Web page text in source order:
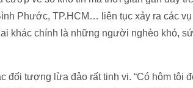
Phước, TP.HCM… liên tục xảy ra các vụ
khác chính là những người nghèo khó,
đối tượng lừa đảo rất tinh vi. “Có hôm tôi